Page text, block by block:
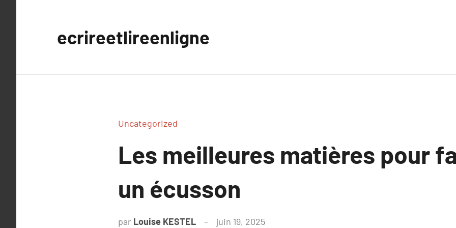
ecrireetlireenligne
Uncategorized
Les meilleures matières pour
un écusson
par Louise KESTEL juin 19, 2025